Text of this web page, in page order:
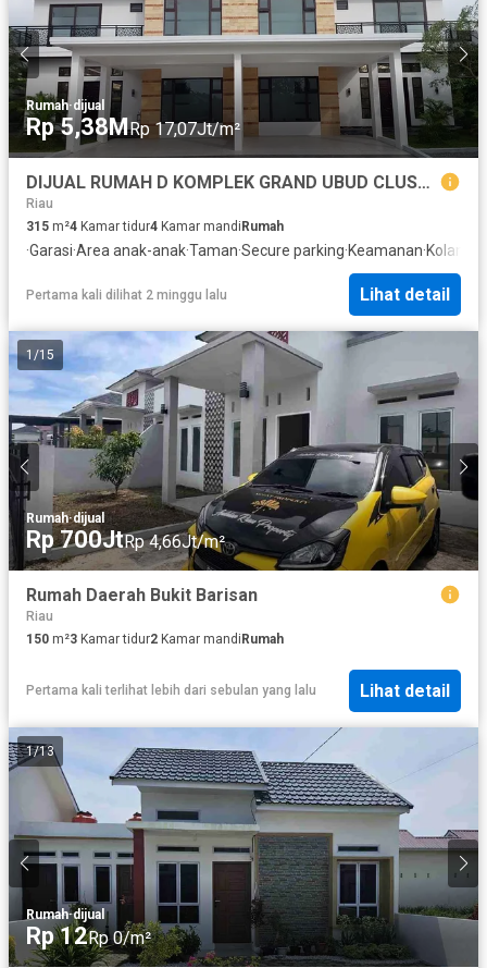
Rumah·dijual
Rp 5,38MRp 17,07Jt/m²
DIJUAL RUMAH D KOMPLEK GRAND UBUD CLUSTER PEKANBARU - DENPASAR (12X25)
Riau
315 m²4 Kamar tidur4 Kamar mandiRumah
·Garasi·Area anak-anak·Taman·Secure parking·Keamanan·Kolam
Pertama kali dilihat 2 minggu lalu Lihat detail
1 /15
Rumah·dijual
Rp 700JtRp 4,66Jt/m²
Rumah Daerah Bukit Barisan
Riau
150 m²3 Kamar tidur2 Kamar mandi Rumah
Pertama kali terlihat lebih dari sebulan yang lalu Lihat detail
1/13
Rumah·dijual
Rp 12Rp 0/m²